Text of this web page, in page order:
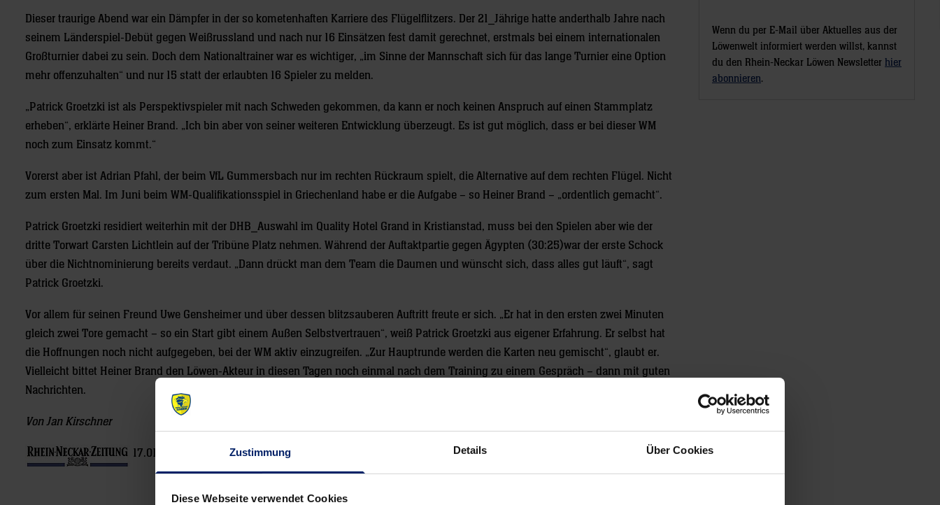
Zustimmung Details Über Cookies
Diese Webseite verwendet Cookies
Dieser traurige Abend war ein Dämpfer in der so kometenhaften Karriere des Flügelflitzers. Der 21_Jährige hatte anderthalb Jahre nach
seinem Länderspiel-Debüt gegen Weißrussland und nach nur 16 Einsätzen fest damit gerechnet, erstmals bei einem internationalen
Großturnier dabei zu sein. Doch dem Nationaltrainer war es wichtiger, „im Sinne der Mannschaft sich für das lange Turnier eine Option
mehr offenzuhalten“ und nur 15 statt der erlaubten 16 Spieler zu melden.
„Patrick Groetzki ist als Perspektivspieler mit nach Schweden gekommen, da kann er noch keinen Anspruch auf einen Stammplatz
erheben“, erklärte Heiner Brand. „Ich bin aber von seiner weiteren Entwicklung überzeugt. Es ist gut möglich, dass er bei dieser WM
noch zum Einsatz kommt.“
Vorerst aber ist Adrian Pfahl, der beim VfL Gummersbach nur im rechten Rückraum spielt, die Alternative auf dem rechten Flügel. Nicht
zum ersten Mal. Im Juni beim WM-Qualifikationsspiel in Griechenland habe er die Aufgabe – so Heiner Brand – „ordentlich gemacht“.
Patrick Groetzki residiert weiterhin mit der DHB_Auswahl im Quality Hotel Grand in Kristianstad, muss bei den Spielen aber wie der
dritte Torwart Carsten Lichtlein auf der Tribüne Platz nehmen. Während der Auftaktpartie gegen Ägypten (30:25)war der erste Schock
über die Nichtnominierung bereits verdaut. „Dann drückt man dem Team die Daumen und wünscht sich, dass alles gut läuft“, sagt
Patrick Groetzki.
Vor allem für seinen Freund Uwe Gensheimer und über dessen blitzsauberen Auftritt freute er sich. „Er hat in den ersten zwei Minuten
gleich zwei Tore gemacht – so ein Start gibt einem Außen Selbstvertrauen“, weiß Patrick Groetzki aus eigener Erfahrung. Er selbst hat
die Hoffnungen noch nicht aufgegeben, bei der WM aktiv einzugreifen. „Zur Hauptrunde werden die Karten neu gemischt“, glaubt er.
Vielleicht bittet Heiner Brand den Löwen-Akteur in diesen Tagen noch einmal nach dem Training zu einem Gespräch – dann mit guten
Nachrichten.
Von Jan Kirschner
17.01.2011
Wenn du per E-Mail über Aktuelles aus der
Löwenwelt informiert werden willst, kannst
du den Rhein-Neckar Löwen Newsletter hier
abonnieren.